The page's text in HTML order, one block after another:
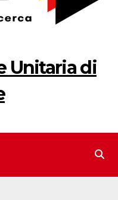
Unitaria di